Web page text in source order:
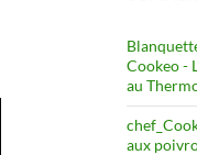
Cookeo -
au
aux